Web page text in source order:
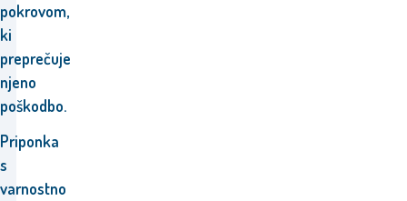
pokrovom,
ki
preprečuje
njeno
poškodbo.
Priponka
s
varnostno